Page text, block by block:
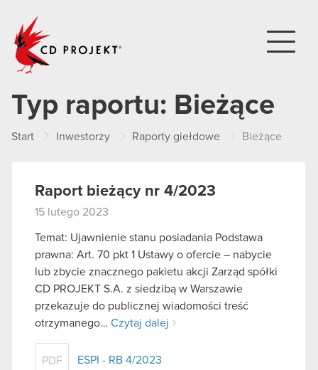
Typ raportu: Bieżące
Start Inwestorzy Raporty giełdowe Bieżące
Raport bieżący nr 4/2023
15 lutego 2023
Temat: Ujawnienie stanu posiadania Podstawa
prawna: Art. 70 pkt 1 Ustawy o ofercie – nabycie
lub zbycie znacznego pakietu akcji Zarząd spółki
CD PROJEKT S.A. z siedzibą w Warszawie
przekazuje do publicznej wiadomości treść
otrzymanego… Czytaj dalej
PDF ESPI - RB 4/2023